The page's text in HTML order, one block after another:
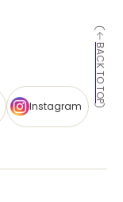
BACK TO TOP
Instagram